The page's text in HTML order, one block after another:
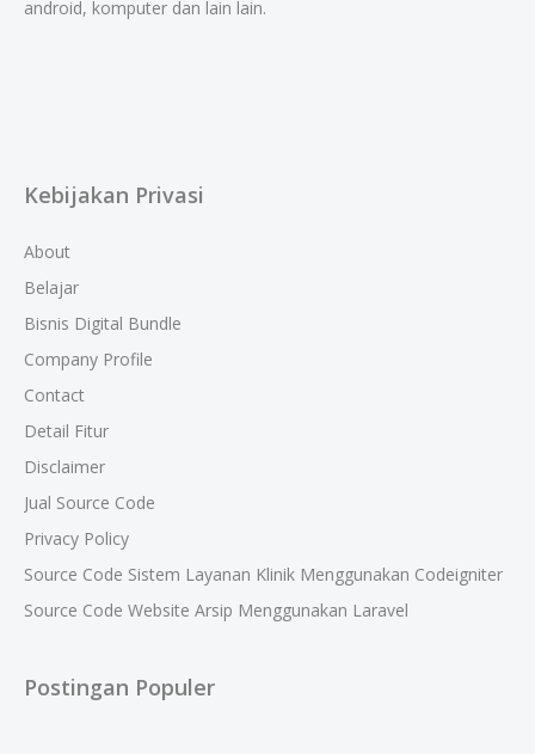
android, komputer dan lain lain.
Kebijakan Privasi
About
Belajar
Bisnis Digital Bundle
Company Profile
Contact
Detail Fitur
Disclaimer
Jual Source Code
Privacy Policy
Source Code Sistem Layanan Klinik Menggunakan Codeigniter
Source Code Website Arsip Menggunakan Laravel
Postingan Populer